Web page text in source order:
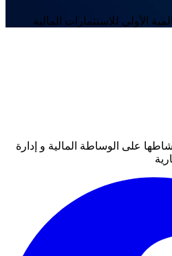
الأولى للاستثمارات المالية
على الوساطة المالية و إدارة